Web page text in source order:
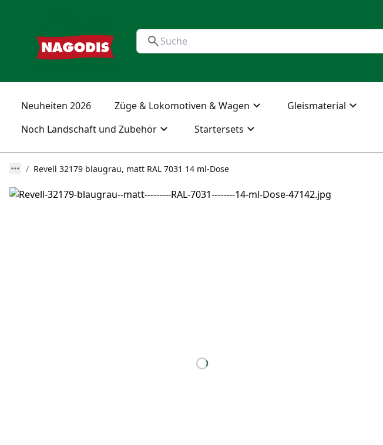
Neuheiten 2026 Züge & Lokomotiven & Wagen Gleismaterial
Noch Landschaft und Zubehör
Startersets
Revell 32179 blaugrau, matt RAL 7031 14 ml-Dose